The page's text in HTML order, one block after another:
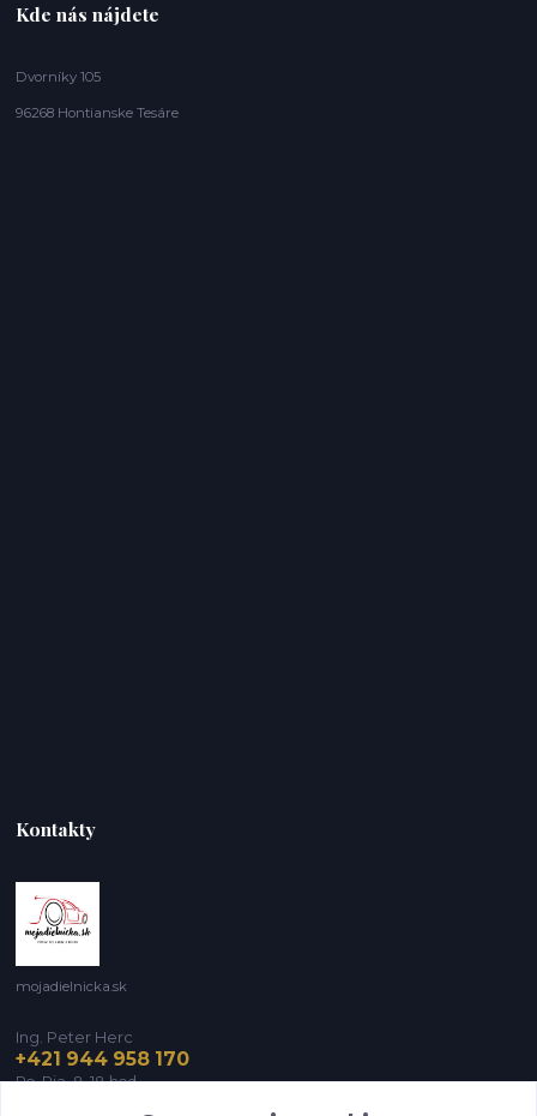
Kde nás nájdete
Dvorníky 105
96268 Hontianske Tesáre
Kontakty
mojadielnicka.sk
Ing. Peter Herc
+421 944 958 170
Po-Pia, 8-18 hod.